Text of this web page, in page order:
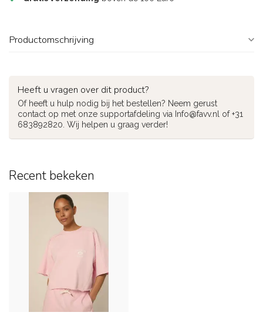
Productomschrijving
Heeft u vragen over dit product?
Of heeft u hulp nodig bij het bestellen? Neem gerust
contact op met onze supportafdeling via Info@favv.nl
of +31
683892820. Wij helpen u graag verder!
Recent bekeken